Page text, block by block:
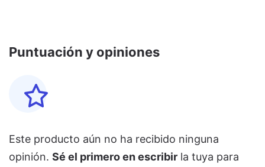
Puntuación y opiniones
Este producto aún no ha recibido ninguna
opinión. Sé el primero en escribir la tuya para